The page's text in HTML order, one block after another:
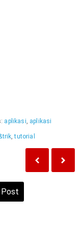
aplikasi, aplikasi
,tutorial